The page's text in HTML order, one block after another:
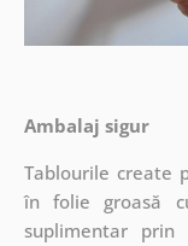
Ambalaj sigur
Tablourile create
în folie groasă
suplimentar